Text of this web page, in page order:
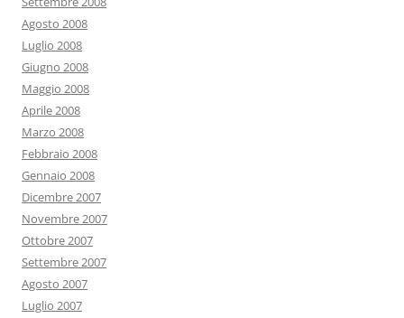
Agosto 2008
Luglio 2008
Giugno 2008
Maggio 2008
Aprile 2008
Marzo 2008
Febbraio 2008
Gennaio 2008
Dicembre 2007
Novembre 2007
Ottobre 2007
Settembre 2007
Agosto 2007
Luglio 2007